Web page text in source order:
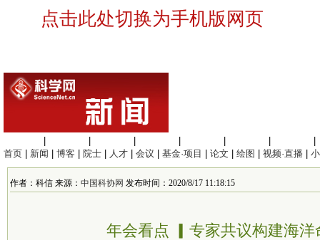
点击此处切换为手机版网页
首页
新闻 博客 院士 人才 会议 基金·项目 论文 绘图 视频·直播
作者：科信 来源： 中国科协网 发布时间：2020/8/17 11:18:15
年会看点 ▎专家共议构建海洋